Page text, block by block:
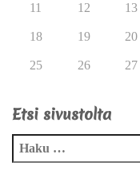
11 12 13
18 19 20
25 26 27
Etsi sivustolta